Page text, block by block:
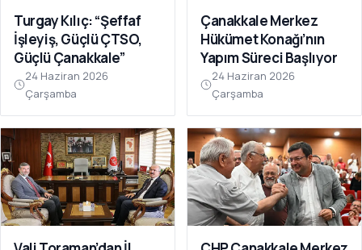
Turgay Kılıç: “Şeffaf
İşleyiş, Güçlü ÇTSO,
Güçlü Çanakkale”
24 Haziran 2026
Çarşamba
Çanakkale Merkez
Hükümet Konağı’nın
Yapım Süreci Başlıyor
24 Haziran 2026
Çarşamba